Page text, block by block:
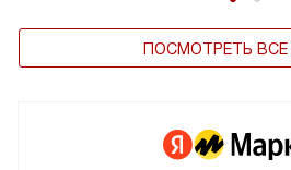
ПОСМОТРЕТЬ